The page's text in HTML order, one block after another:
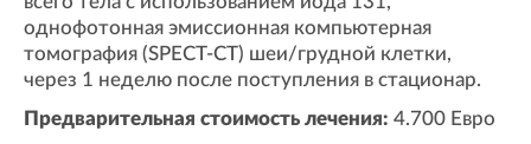
однофотонная эмиссионная компьютерная
томография (SPECT-CT) шеи/грудной клетки,
через 1 неделю после поступления в стационар.
Предварительная стоимость лечения: 4.700 Евро